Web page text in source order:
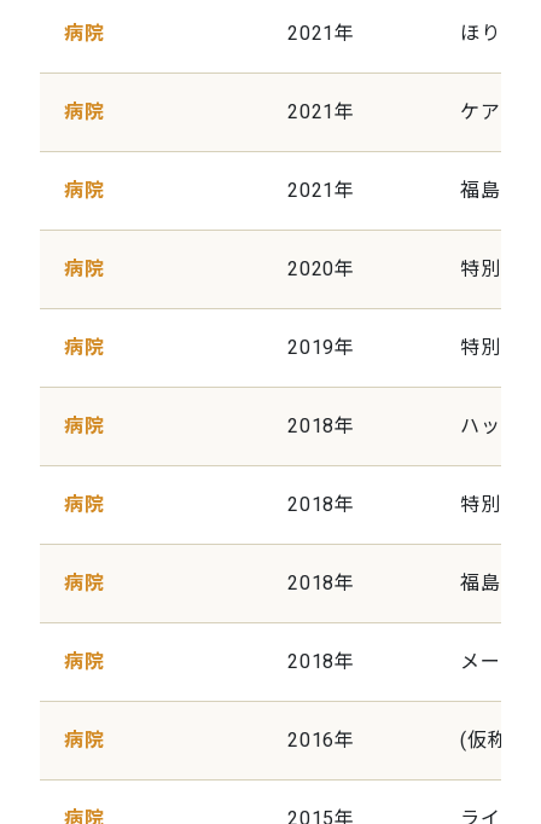
病院 2021年 ほりこ
病院 2021年 ケアセ
病院 2021年 福島県
病院 2020年 特別養
病院 2019年 特別養
病院 2018年 ハッピ
病院 2018年 特別養
病院 2018年 福島赤
病院 2018年 メープ
病院 2016年 (仮称)特
病院 2015年 ライフ